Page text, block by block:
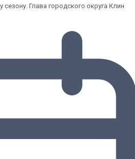
Глава городского округа Клин